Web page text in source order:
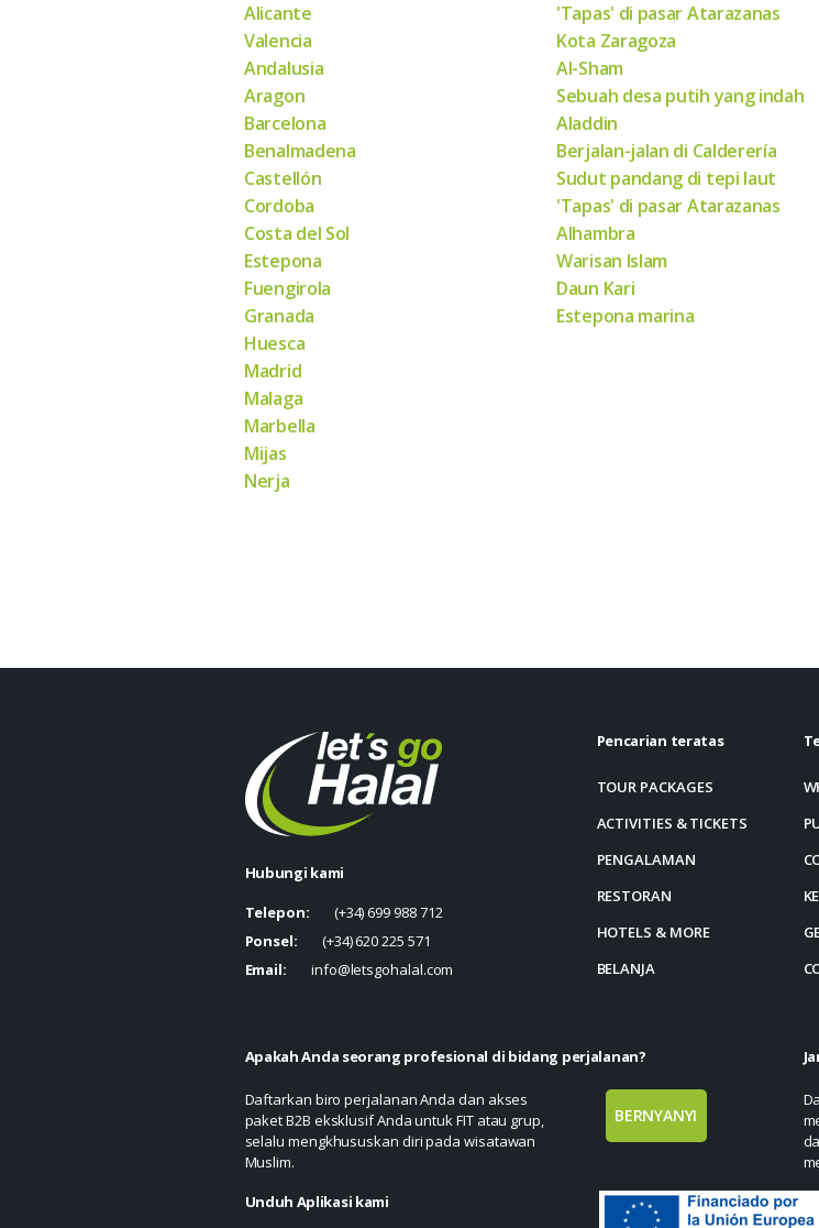
Alicante
Valencia
Andalusia
Aragon
Barcelona
Benalmadena
Castellón
Cordoba
Costa del Sol
Estepona
Fuengirola
Granada
Huesca
Madrid
Malaga
Marbella
Mijas
Nerja
'Tapas' di pasar Atarazanas
Kota Zaragoza
Al-Sham
Sebuah desa putih yang indah
Aladdin
Berjalan-jalan di Calderería
Sudut pandang di tepi laut
'Tapas' di pasar Atarazanas
Alhambra
Warisan Islam
Daun Kari
Estepona marina
Hubungi kami
Telepon:
(+34) 699 988 712
Ponsel:
(+34) 620 225 571
Email:
info@letsgohalal.com
Pencarian teratas
TOUR PACKAGES
ACTIVITIES & TICKETS
PENGALAMAN
RESTORAN
HOTELS & MORE
BELANJA
Apakah Anda seorang profesional di bidang perjalanan?
Daftarkan biro perjalanan Anda dan akses
paket B2B eksklusif Anda untuk FIT atau grup,
selalu mengkhususkan diri pada wisatawan
Muslim.
BERNYANYI
Unduh Aplikasi kami